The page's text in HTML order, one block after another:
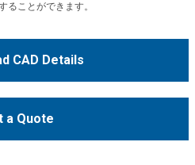
ることができます。
CAD Details
a Quote